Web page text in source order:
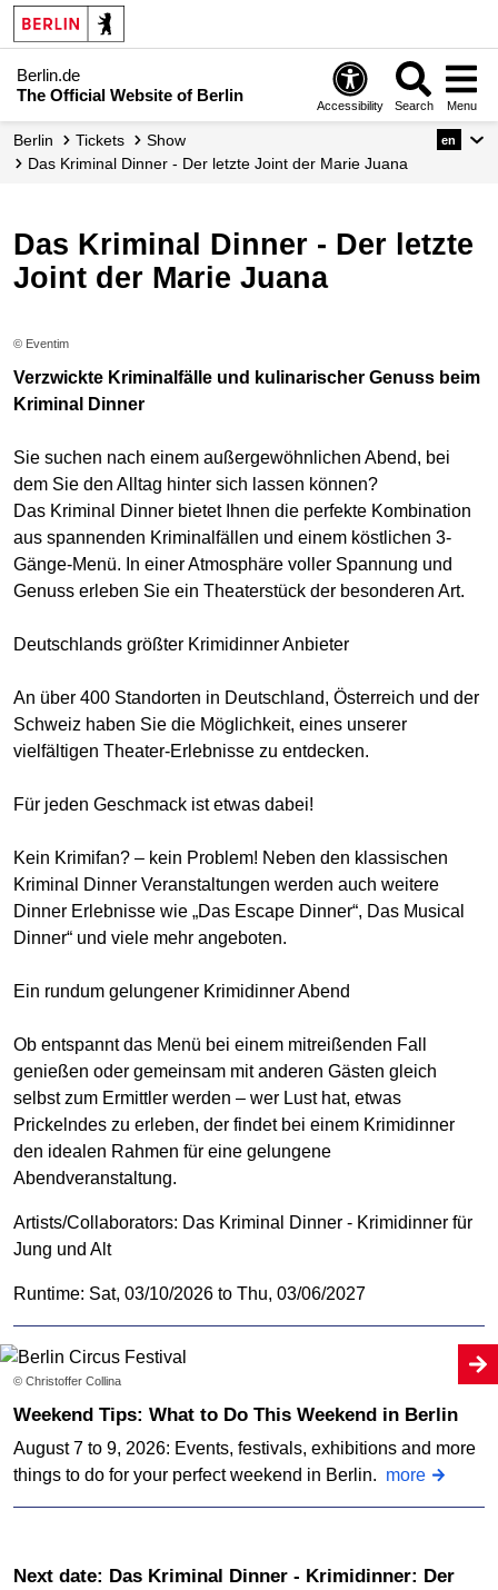
Berlin.de
The Official Website of Berlin
Accessibility Search Menu
Berlin Tickets
Show
Das Kriminal Dinner - Der letzte Joint der Marie Juana
en
Das Kriminal Dinner - Der letzte
Joint der Marie Juana
© Eventim
Verzwickte Kriminalfälle und kulinarischer Genuss beim
Kriminal Dinner
Sie suchen nach einem außergewöhnlichen Abend, bei
dem Sie den Alltag hinter sich lassen können?
Das Kriminal Dinner bietet Ihnen die perfekte Kombination
aus spannenden Kriminalfällen und einem köstlichen 3-
Gänge-Menü. In einer Atmosphäre voller Spannung und
Genuss erleben Sie ein Theaterstück der besonderen Art.
Deutschlands größter Krimidinner Anbieter
An über 400 Standorten in Deutschland, Österreich und der
Schweiz haben Sie die Möglichkeit, eines unserer
vielfältigen Theater-Erlebnisse zu entdecken.
Für jeden Geschmack ist etwas dabei!
Kein Krimifan? – kein Problem! Neben den klassischen
Kriminal Dinner Veranstaltungen werden auch weitere
Dinner Erlebnisse wie „Das Escape Dinner“, Das Musical
Dinner“ und viele mehr angeboten.
Ein rundum gelungener Krimidinner Abend
Ob entspannt das Menü bei einem mitreißenden Fall
genießen oder gemeinsam mit anderen Gästen gleich
selbst zum Ermittler werden – wer Lust hat, etwas
Prickelndes zu erleben, der findet bei einem Krimidinner
den idealen Rahmen für eine gelungene
Abendveranstaltung.
Artists/Collaborators: Das Kriminal Dinner - Krimidinner für
Jung und Alt
Runtime: Sat, 03/10/2026 to Thu, 03/06/2027
© Christoffer Collina
Weekend Tips: What to Do This Weekend in Berlin
August 7 to 9, 2026: Events, festivals, exhibitions and more
things to do for your perfect weekend in Berlin. more
Next date: Das Kriminal Dinner - Krimidinner: Der